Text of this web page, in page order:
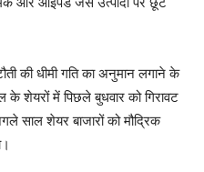
की धीमी गति का अनुमान लगाने के
के शेयरों में पिछले बुधवार को गिरावट
साल शेयर बाजारों को मौद्रिक